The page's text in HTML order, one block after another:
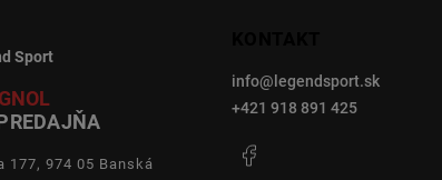
Sport
177, 974 05 Banská
info@ legendsport.sk
+421 918 891 425